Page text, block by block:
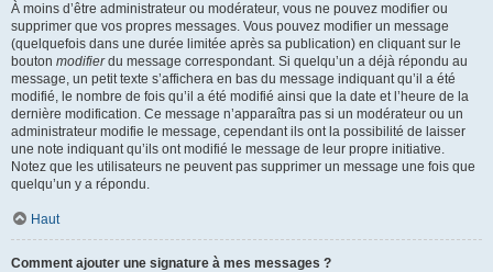
À moins d’être administrateur ou modérateur, vous ne pouvez modifier ou
supprimer que vos propres messages. Vous pouvez modifier un message
(quelquefois dans une durée limitée après sa publication) en cliquant sur le
bouton modifierdu message correspondant. Si quelqu’un a déjà répondu au
message, un petit texte s’affichera en bas du message indiquant qu’il a été
modifié, le nombre de fois qu’il a été modifié ainsi que la date et l’heure de la
dernière modification. Ce message n’apparaîtra pas si un modérateur ou un
administrateur modifie le message, cependant ils ont la possibilité de laisser
une note indiquant qu’ils ont modifié le message de leur propre initiative.
Notez que les utilisateurs ne peuvent pas supprimer un message une fois que
quelqu’un y a répondu.
Haut
Comment ajouter une signature à mes messages ?